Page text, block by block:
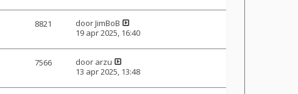
8821 doorJimBoB
19 apr 2025, 16:40
7566 door arzu
13 apr 2025, 13:48